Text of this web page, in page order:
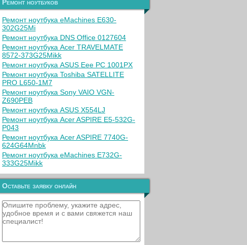
Ремонт ноутбуков
Ремонт ноутбука eMachines E630-
302G25Mi
Ремонт ноутбука DNS Office 0127604
Ремонт ноутбука Acer TRAVELMATE
8572-373G25Mikk
Ремонт ноутбука ASUS Eee PC 1001PX
Ремонт ноутбука Toshiba SATELLITE
PRO L650-1M7
Ремонт ноутбука Sony VAIO VGN-
Z690PEB
Ремонт ноутбука ASUS X554LJ
Ремонт ноутбука Acer ASPIRE E5-532G-
P043
Ремонт ноутбука Acer ASPIRE 7740G-
624G64Mnbk
Ремонт ноутбука eMachines E732G-
333G25Mikk
Оставьте заявку онлайн